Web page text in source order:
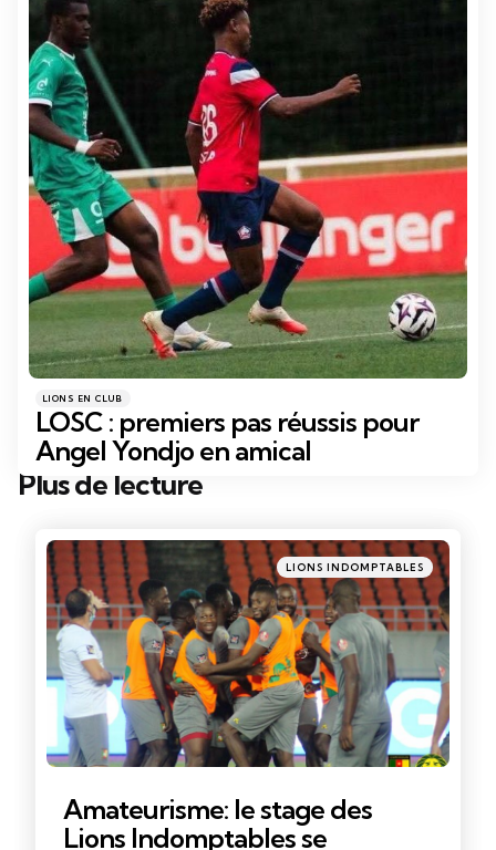
Catégories
Posté
dans
LIONS EN CLUB
LOSC : premiers pas réussis pour
Angel Yondjo en amical
Plus de lecture
Post
Posté
dans
LIONS INDOMPTABLES
Amateurisme: le stage des
Lions Indomptables se